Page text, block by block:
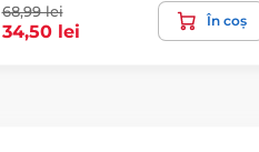
68,99 lei
34,50 lei
În coș